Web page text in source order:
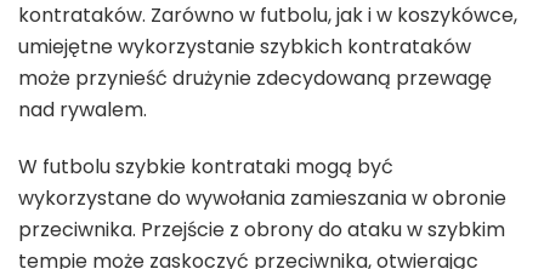
kontrataków. Zarówno w futbolu, jak i w koszykówce,
umiejętne wykorzystanie szybkich kontrataków
może przynieść drużynie zdecydowaną przewagę
nad rywalem.
W futbolu szybkie kontrataki mogą być
wykorzystane do wywołania zamieszania w obronie
przeciwnika. Przejście z obrony do ataku w szybkim
tempie może zaskoczyć przeciwnika, otwierając